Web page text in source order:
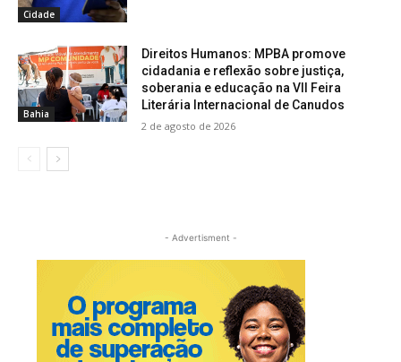
Cidade
Bahia
Direitos Humanos: MPBA promove
cidadania e reflexão sobre justiça,
soberania e educação na VII Feira
Literária Internacional de Canudos
2 de agosto de 2026
- Advertisment -